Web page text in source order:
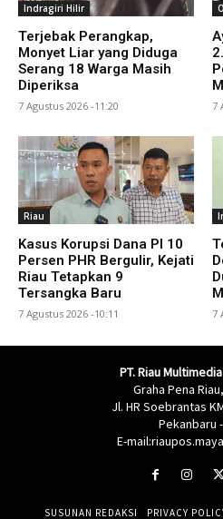
Indragiri Hilir
Terjebak Perangkap,
Monyet Liar yang Diduga
Serang 18 Warga Masih
Diperiksa
7 Agustus 2026 -11:20 7
Riau
Kasus Korupsi Dana PI 10
Persen PHR Bergulir, Kejati
Riau Tetapkan 9
Tersangka Baru
7 Agustus 2026 -10:11 7
PT. Riau
Graha Pena
Jl. HR Soebrantas
Pekanbaru
E-
SUSUNAN REDAKSI PRIVACY